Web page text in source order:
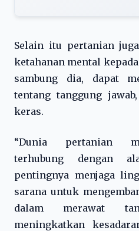
Selain itu pertanian
ketahanan mental
sambung dia, dapat
tentang tanggung
keras.
“Dunia pertanian
terhubung dengan
pentingnya menjaga
sarana untuk
dalam merawat
meningkatkan